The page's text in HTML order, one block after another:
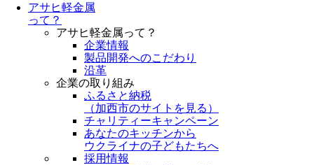
アサヒ軽金属
って？
アサヒ軽金属って？
企業情報
製品開発へのこだわり
沿革
企業の取り組み
ふるさと納税
（加西市のサイトを見る ）
チャリティーキャンペーン
あなたのキッチンから
ウクライナの子どもたちへ
採用情報